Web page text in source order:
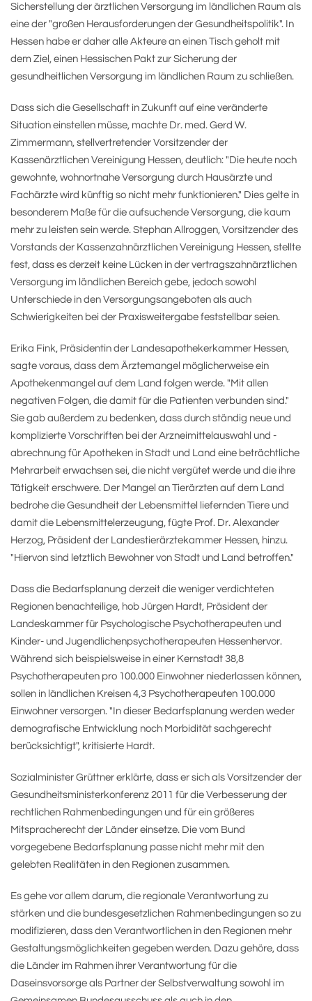
Sicherstellung der ärztlichen Versorgung im ländlichen Raum als
eine der "großen Herausforderungen der Gesundheitspolitik". In
Hessen habe er daher alle Akteure an einen Tisch geholt mit
dem Ziel, einen Hessischen Pakt zur Sicherung der
gesundheitlichen Versorgung im ländlichen Raum zu schließen.
Dass sich die Gesellschaft in Zukunft auf eine veränderte
Situation einstellen müsse, machte Dr. med. Gerd W.
Zimmermann, stellvertretender Vorsitzender der
Kassenärztlichen Vereinigung Hessen, deutlich: "Die heute noch
gewohnte, wohnortnahe Versorgung durch Hausärzte und
Fachärzte wird künftig so nicht mehr funktionieren." Dies gelte in
besonderem Maße für die aufsuchende Versorgung, die kaum
mehr zu leisten sein werde. Stephan Allroggen, Vorsitzender des
Vorstands der Kassenzahnärztlichen Vereinigung Hessen, stellte
fest, dass es derzeit keine Lücken in der vertragszahnärztlichen
Versorgung im ländlichen Bereich gebe, jedoch sowohl
Unterschiede in den Versorgungsangeboten als auch
Schwierigkeiten bei der Praxisweitergabe feststellbar seien.
Erika Fink, Präsidentin der Landesapothekerkammer Hessen,
sagte voraus, dass dem Ärztemangel möglicherweise ein
Apothekenmangel auf dem Land folgen werde. "Mit allen
negativen Folgen, die damit für die Patienten verbunden sind."
Sie gab außerdem zu bedenken, dass durch ständig neue und
komplizierte Vorschriften bei der Arzneimittelauswahl und -
abrechnung für Apotheken in Stadt und Land eine beträchtliche
Mehrarbeit erwachsen sei, die nicht vergütet werde und die ihre
Tätigkeit erschwere. Der Mangel an Tierärzten auf dem Land
bedrohe die Gesundheit der Lebensmittel liefernden Tiere und
damit die Lebensmittelerzeugung, fügte Prof. Dr. Alexander
Herzog, Präsident der Landestierärztekammer Hessen, hinzu.
"Hiervon sind letztlich Bewohner von Stadt und Land betroffen."
Dass die Bedarfsplanung derzeit die weniger verdichteten
Regionen benachteilige, hob Jürgen Hardt, Präsident der
Landeskammer für Psychologische Psychotherapeuten und
Kinder- und Jugendlichenpsychotherapeuten Hessenhervor.
Während sich beispielsweise in einer Kernstadt 38,8
Psychotherapeuten pro 100.000 Einwohner niederlassen können,
sollen in ländlichen Kreisen 4,3 Psychotherapeuten 100.000
Einwohner versorgen. "In dieser Bedarfsplanung werden weder
demografische Entwicklung noch Morbidität sachgerecht
berücksichtigt", kritisierte Hardt.
Sozialminister Grüttner erklärte, dass er sich als Vorsitzender der
Gesundheitsministerkonferenz 2011 für die Verbesserung der
rechtlichen Rahmenbedingungen und für ein größeres
Mitspracherecht der Länder einsetze. Die vom Bund
vorgegebene Bedarfsplanung passe nicht mehr mit den
gelebten Realitäten in den Regionen zusammen.
Es gehe vor allem darum, die regionale Verantwortung zu
stärken und die bundesgesetzlichen Rahmenbedingungen so zu
modifizieren, dass den Verantwortlichen in den Regionen mehr
Gestaltungsmöglichkeiten gegeben werden. Dazu gehöre, dass
die Länder im Rahmen ihrer Verantwortung für die
Daseinsvorsorge als Partner der Selbstverwaltung sowohl im